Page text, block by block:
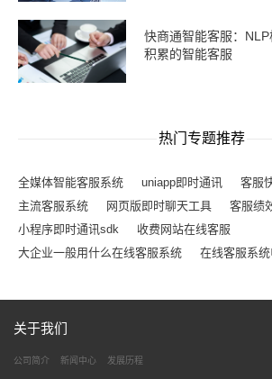
快商通智能客服：
积累的智能客服
热门专题推荐
全媒体智能客服系统 uniapp即时通讯
客服
主流客服系统
网页版即时聊天工具
客服绩
小程序即时通讯sdk
收费网站在线客服
大企业一般用什么在线客服系统
在线客服系统
关于我们
公司简介 新闻中心 发展历程